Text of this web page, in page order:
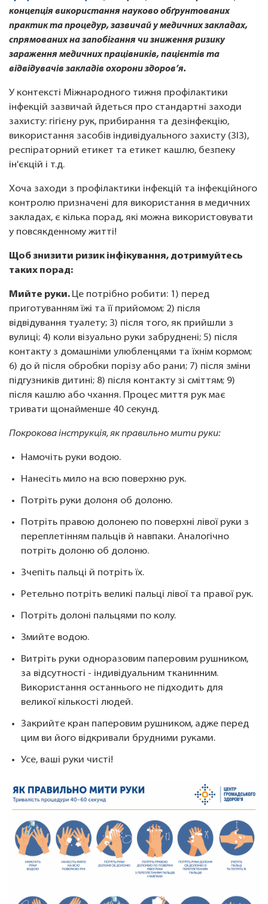
концепція використання науково обґрунтованих
практик та процедур, зазвичай у медичних закладах,
спрямованих на запобігання чи зниження ризику
зараження медичних працівників, пацієнтів та
відвідувачів закладів охорони здоров’я.
У контексті Міжнародного тижня профілактики
інфекцій зазвичай йдеться про стандартні заходи
захисту: гігієну рук, прибирання та дезінфекцію,
використання засобів індивідуального захисту (ЗІЗ),
респіраторний етикет та етикет кашлю, безпеку
ін'єкцій і т.д.
Хоча заходи з профілактики інфекцій та інфекційного
контролю призначені для використання в медичних
закладах, є кілька порад, які можна використовувати
у повсякденному житті!
Щоб знизити ризик інфікування, дотримуйтесь
таких порад:
Мийте руки. Це потрібно робити: 1) перед
приготуванням їжі та її прийомом; 2) після
відвідування туалету; 3) після того, як прийшли з
вулиці; 4) коли візуально руки забруднені; 5) після
контакту з домашніми улюбленцями та їхнім кормом;
6) до й після обробки порізу або рани; 7) після зміни
підгузників дитині; 8) після контакту зі сміттям; 9)
після кашлю або чхання. Процес миття рук має
тривати щонайменше 40 секунд.
Покрокова інструкція, як правильно мити руки:
Намочіть руки водою.
Нанесіть мило на всю поверхню рук.
Потріть руки долоня об долоню.
Потріть правою долонею по поверхні лівої руки з
переплетінням пальців й навпаки. Аналогічно
потріть долоню об долоню.
Зчепіть пальці й потріть їх.
Ретельно потріть великі пальці лівої та правої рук.
Потріть долоні пальцями по колу.
Змийте водою.
Витріть руки одноразовим паперовим рушником,
за відсутності - індивідуальним тканинним.
Використання останнього не підходить для
великої кількості людей.
Закрийте кран паперовим рушником, адже перед
цим ви його відкривали брудними руками.
Усе, ваші руки чисті!